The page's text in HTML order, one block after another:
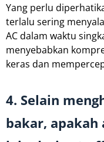
Yang perlu
terlalu sering
AC dalam waktu
menyebabkan
keras dan
4. Selain
bakar, apakah